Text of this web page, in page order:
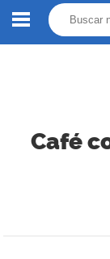
Café